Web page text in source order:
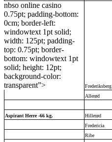
nbso online casino
0.75pt; padding-bottom:
0cm; border-left:
windowtext 1pt solid;
width: 125pt; padding-
top: 0.75pt; border-
bottom: windowtext 1pt
solid; height: 12pt;
background-color:
transparent”>
Frederiksberg
Allerød
Aspirant Herre -66 kg. Hillerød
Fredericia
Ribe